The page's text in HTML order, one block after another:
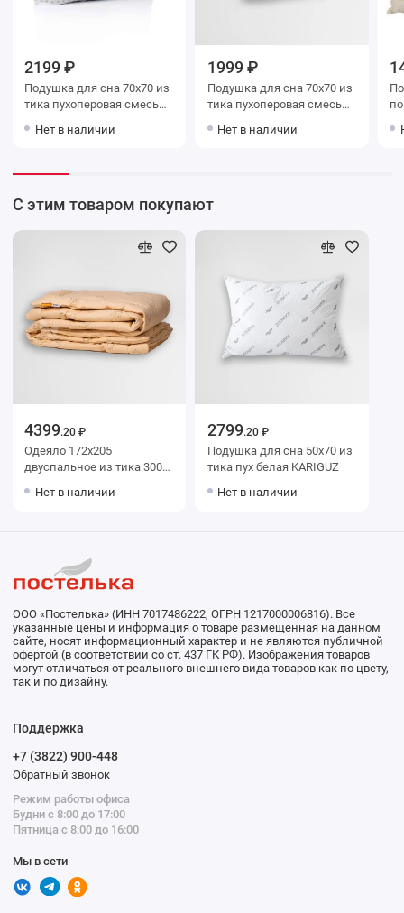
2199 ₽
Подушка для сна 70х70 из
тика пухоперовая смесь
Нет в наличии
1999 ₽
Подушка для сна 70х70 из
тика пухоперовая смесь
Нет в наличии
С этим товаром покупают
4399.20 ₽
Одеяло 172х205
двуспальное из тика 300
BELASHOFF
Нет в наличии
2799.20 ₽
Подушка для сна 50х70 из
тика пух белая KARIGUZ
Нет в наличии
ООО «Постелька» (ИНН 7017486222, ОГРН 1217000006816). Все
указанные цены и информация о товаре размещенная на данном
сайте, носят информационный характер и не являются публичной
офертой (в соответствии со ст. 437 ГК РФ). Изображения товаров
могут отличаться от реального внешнего вида товаров как по цвету,
так и по дизайну.
Поддержка
+7 (3822) 900-448
Обратный звонок
Режим работы офиса
Будни с 8:00 до 17:00
Пятница с 8:00 до 16:00
Мы в сети